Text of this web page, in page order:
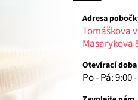
Adresa
Tomáškova
Masarykova
Otevírací doba
Po - Pá: 9:00